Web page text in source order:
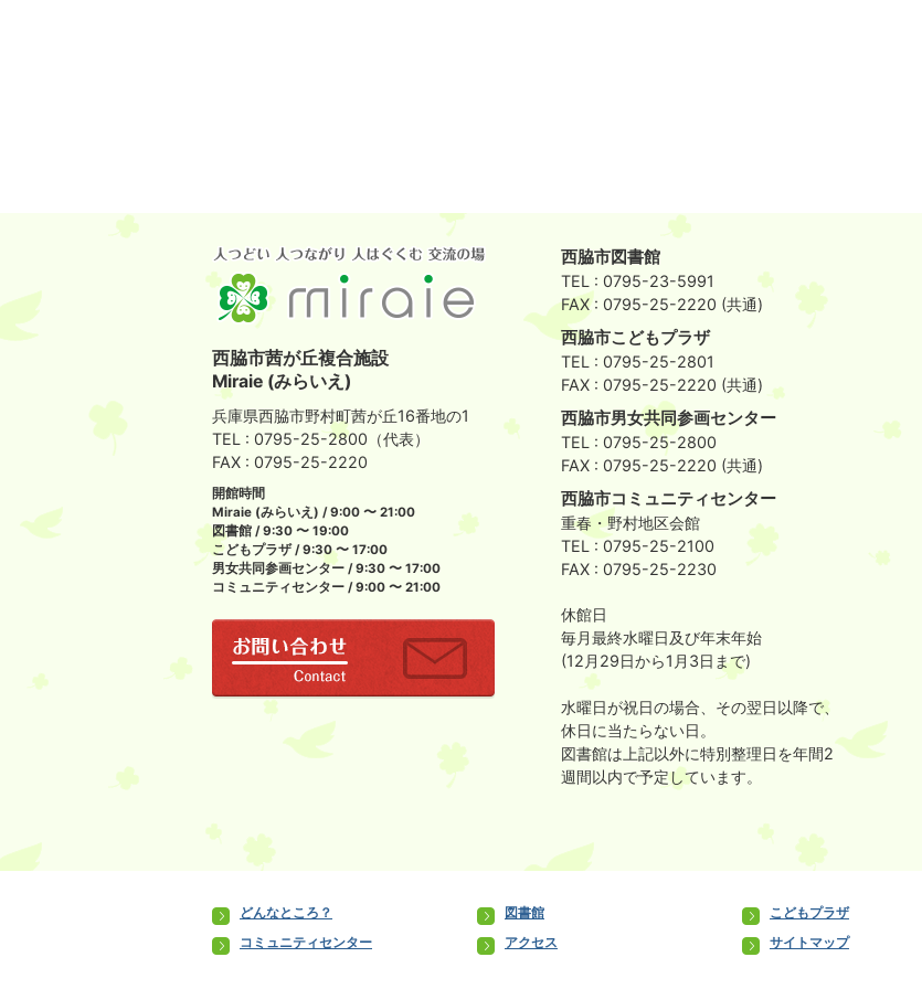
西脇市茜が丘複合施設
Miraie (みらいえ)
兵庫県西脇市野村町茜が丘16番地の1
TEL : 0795-25-2800（代表）
FAX : 0795-25-2220
開館時間
Miraie (みらいえ) / 9:00 〜 21:00
図書館 / 9:30 〜 19:00
こどもプラザ / 9:30 〜 17:00
男女共同参画センター / 9:30 〜 17:00
コミュニティセンター / 9:00 〜 21:00
西脇市図書館
TEL : 0795-23-5991
FAX : 0795-25-2220 (共通)
西脇市こどもプラザ
TEL : 0795-25-2801
FAX : 0795-25-2220 (共通)
西脇市男女共同参画センター
TEL : 0795-25-2800
FAX : 0795-25-2220 (共通)
西脇市コミュニティセンター
重春・野村地区会館
TEL : 0795-25-2100
FAX : 0795-25-2230
休館日
毎月最終水曜日及び年末年始
(12月29日から1月3日まで)
水曜日が祝日の場合、その翌日以降で、
休日に当たらない日。
図書館は上記以外に特別整理日を年間2
週間以内で予定しています。
どんなところ？ 図書館 こどもプラザ
コミュニティセンター
アクセス サイトマップ